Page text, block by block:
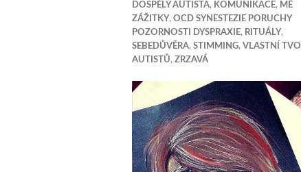
DOSPĚLÝ AUTISTA, KOMUNIKACE, MÉ
ZÁŽITKY, OCD SYNESTEZIE PORUCHY
POZORNOSTI DYSPRAXIE, RITUÁLY,
SEBEDŮVĚRA, STIMMING, VLASTNÍ
AUTISTŮ, ZRZAVÁ